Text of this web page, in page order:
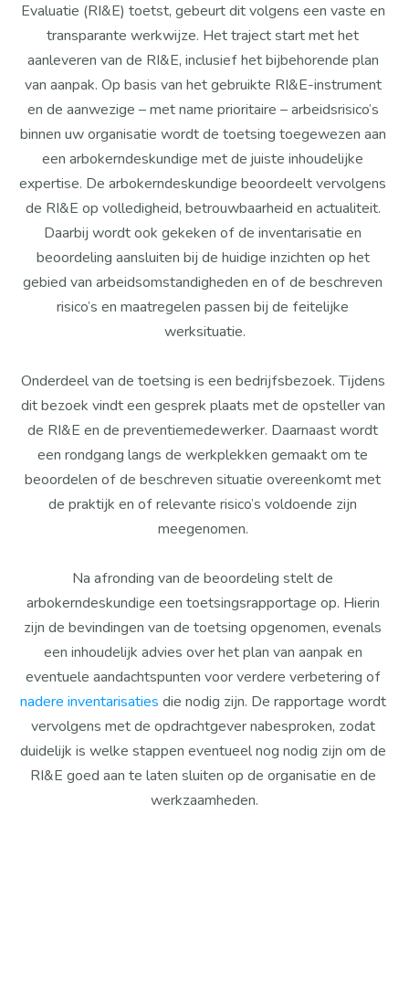
Evaluatie (RI&E) toetst, gebeurt dit volgens een vaste en
transparante werkwijze. Het traject start met het
aanleveren van de RI&E, inclusief het bijbehorende plan
van aanpak. Op basis van het gebruikte RI&E-instrument
en de aanwezige – met name prioritaire – arbeidsrisico’s
binnen uw organisatie wordt de toetsing toegewezen aan
een arbokerndeskundige met de juiste inhoudelijke
expertise. De arbokerndeskundige beoordeelt vervolgens
de RI&E op volledigheid, betrouwbaarheid en actualiteit.
Daarbij wordt ook gekeken of de inventarisatie en
beoordeling aansluiten bij de huidige inzichten op het
gebied van arbeidsomstandigheden en of de beschreven
risico’s en maatregelen passen bij de feitelijke
werksituatie.
Onderdeel van de toetsing is een bedrijfsbezoek. Tijdens
dit bezoek vindt een gesprek plaats met de opsteller van
de RI&E en de preventiemedewerker. Daarnaast wordt
een rondgang langs de werkplekken gemaakt om te
beoordelen of de beschreven situatie overeenkomt met
de praktijk en of relevante risico’s voldoende zijn
meegenomen.
Na afronding van de beoordeling stelt de
arbokerndeskundige een toetsingsrapportage op. Hierin
zijn de bevindingen van de toetsing opgenomen, evenals
een inhoudelijk advies over het plan van aanpak en
eventuele aandachtspunten voor verdere verbetering of
nadere inventarisaties die nodig zijn. De rapportage wordt
vervolgens met de opdrachtgever nabesproken, zodat
duidelijk is welke stappen eventueel nog nodig zijn om de
RI&E goed aan te laten sluiten op de organisatie en de
werkzaamheden.